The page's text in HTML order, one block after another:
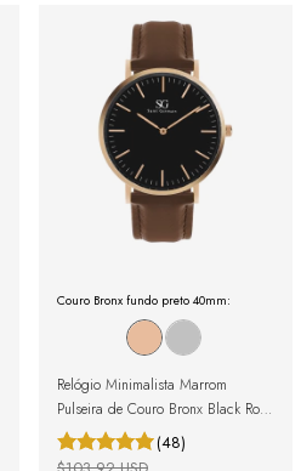
Couro Bronx fundo preto 40mm:
Relógio Minimalista Marrom
Pulseira de Couro Bronx Black Rosé
Gold 40mm
(48)